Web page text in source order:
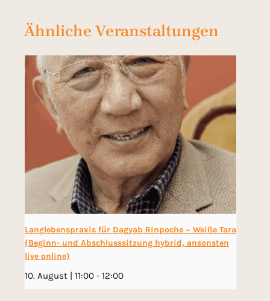
Ähnliche Veranstaltungen
Langlebenspraxis für Dagyab Rinpoche − Weiße Tara
(Beginn- und Abschlusssitzung hybrid, ansonsten
live online)
10. August | 11:00 - 12:00